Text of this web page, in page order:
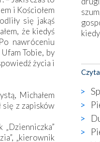
i Kościołem
się jakąś
że kiedyś
nawróceniu
Tobie, by
życia i
Michałem
się z zapisków
„kierownik